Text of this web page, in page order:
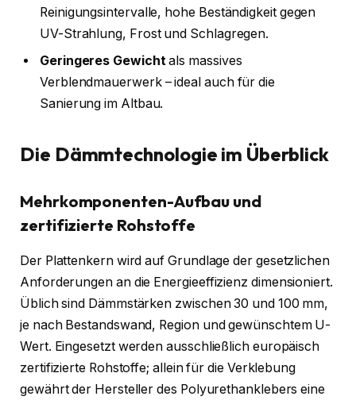
Reinigungsintervalle, hohe Beständigkeit gegen
UV-Strahlung, Frost und Schlagregen.
Geringeres Gewichtals massives
Verblendmauerwerk – ideal auch für die
Sanierung im Altbau.
Die Dämmtechnologie im Überblick
Mehrkomponenten-Aufbau und
zertifizierte Rohstoffe
Der Plattenkern wird auf Grundlage der gesetzlichen
Anforderungen an die Energieeffizienz dimensioniert.
Üblich sind Dämmstärken zwischen 30 und 100 mm,
je nach Bestandswand, Region und gewünschtem U-
Wert. Eingesetzt werden ausschließlich europäisch
zertifizierte Rohstoffe; allein für die Verklebung
gewährt der Hersteller des Polyurethanklebers eine